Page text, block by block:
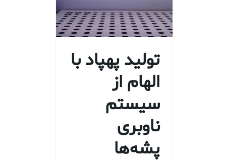
تولید پهپاد با
الهام از
سیستم
ناوبری
پشه‌ها